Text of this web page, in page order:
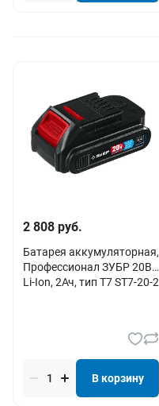
2 808 руб.
Батарея аккумуляторная,
Профессионал ЗУБР 20В,
Li-Ion, 2Ач, тип T7 ST7-20-2
В корзину